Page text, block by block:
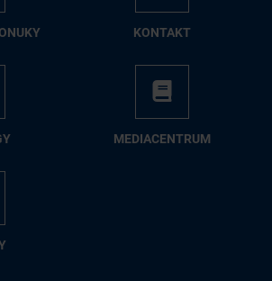
KON­TAKT
ME­DIA­CEN­TRUM